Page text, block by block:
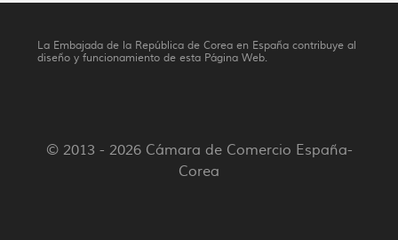
La Embajada de la República de Corea en España contribuye al
diseño y funcionamiento de esta Página Web.
© 2013 - 2026 Cámara de Comercio España-
Corea